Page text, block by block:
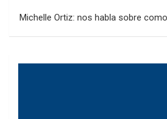
Michelle Ortiz: nos habla sobre